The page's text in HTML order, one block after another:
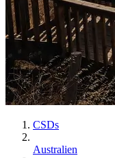
CSDs
Australien